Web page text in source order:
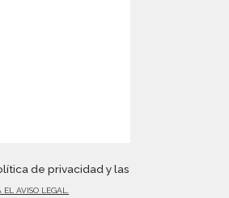
de privacidad y las
EL AVISO LEGAL.